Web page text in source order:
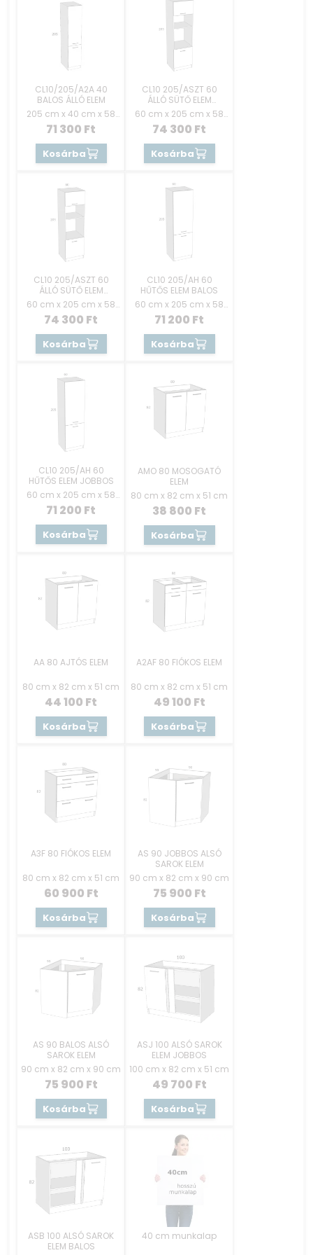
CL10/205/A2A 40
BALOS ÁLLÓ ELEM
205 cm x 40 cm x 58
cm
71 300 Ft
Kosárba
CL10 205/ASZT 60
ÁLLÓ SÜTŐ ELEM
AJTÓS JOBBOS
60 cm x 205 cm x 58
cm
74 300 Ft
Kosárba
CL10 205/ASZT 60
ÁLLÓ SÜTŐ ELEM
AJTÓS BALOS
60 cm x 205 cm x 58
cm
74 300 Ft
Kosárba
CL10 205/AH 60
HŰTŐS ELEM BALOS
60 cm x 205 cm x 58
cm
71 200 Ft
Kosárba
CL10 205/AH 60
HŰTŐS ELEM JOBBOS
60 cm x 205 cm x 58
cm
71 200 Ft
Kosárba
AMO 80 MOSOGATÓ
ELEM
80 cm x 82 cm x 51 cm
38 800 Ft
Kosárba
AA 80 AJTÓS ELEM
80 cm x 82 cm x 51 cm
44 100 Ft
Kosárba
A2AF 80 FIÓKOS ELEM
80 cm x 82 cm x 51 cm
49 100 Ft
Kosárba
A3F 80 FIÓKOS ELEM
80 cm x 82 cm x 51 cm
60 900 Ft
Kosárba
AS 90 JOBBOS ALSÓ
SAROK ELEM
90 cm x 82 cm x 90 cm
75 900 Ft
Kosárba
AS 90 BALOS ALSÓ
SAROK ELEM
90 cm x 82 cm x 90 cm
75 900 Ft
Kosárba
ASJ 100 ALSÓ SAROK
ELEM JOBBOS
100 cm x 82 cm x 51 cm
49 700 Ft
Kosárba
ASB 100 ALSÓ SAROK
ELEM BALOS
40 cm munkalap